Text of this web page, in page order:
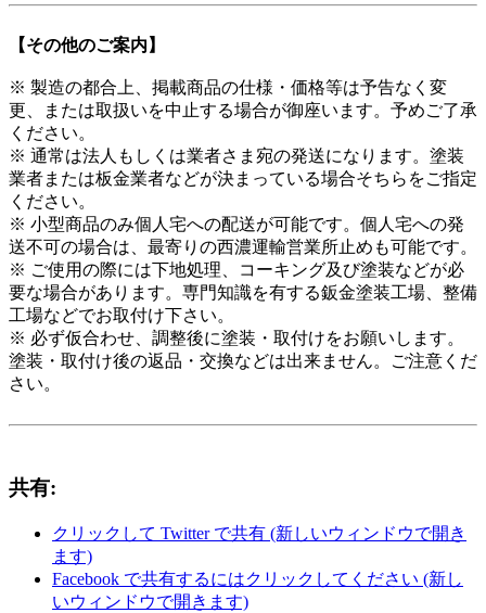
【その他のご案内】
※ 製造の都合上、掲載商品の仕様・価格等は予告なく変
更、または取扱いを中止する場合が御座います。予めご了承
ください。
※ 通常は法人もしくは業者さま宛の発送になります。塗装
業者または板金業者などが決まっている場合そちらをご指定
ください。
※ 小型商品のみ個人宅への配送が可能です。個人宅への発
送不可の場合は、最寄りの西濃運輸営業所止めも可能です。
※ ご使用の際には下地処理、コーキング及び塗装などが必
要な場合があります。専門知識を有する鈑金塗装工場、整備
工場などでお取付け下さい。
※ 必ず仮合わせ、調整後に塗装・取付けをお願いします。
塗装・取付け後の返品・交換などは出来ません。ご注意くだ
さい。
共有:
クリックして Twitter で共有 (新しいウィンドウで開き
ます)
Facebook で共有するにはクリックしてください (新し
いウィンドウで開きます)